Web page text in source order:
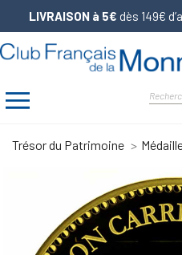
LIVRAISON à 5€ dès 149€
Trésor du Patrimoine